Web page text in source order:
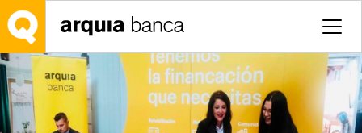
Saltar al contenido principal